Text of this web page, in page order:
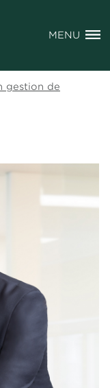
MENU
gestion de